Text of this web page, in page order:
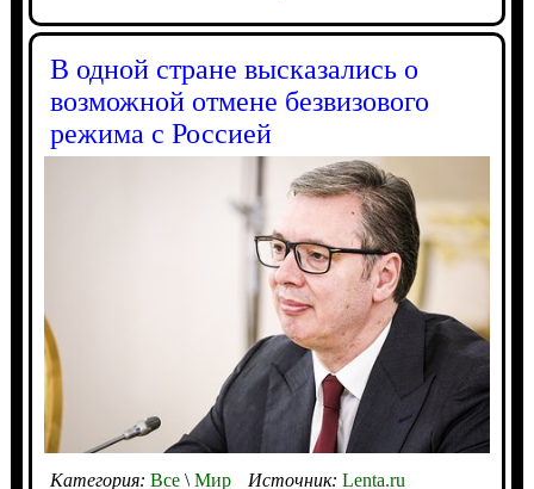
В одной стране высказались о
возможной отмене безвизового
режима с Россией
Категория: Все\Мир Источник: Lenta.ru